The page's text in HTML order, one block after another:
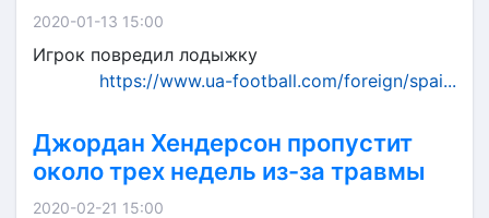
2020-01-13 15:00
Игрок повредил лодыжку
https://www.ua-football.com/foreign/spai...
Джордан Хендерсон пропустит
около трех недель из-за травмы
2020-02-21 15:00